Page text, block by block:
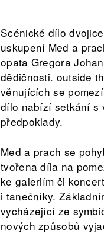
Scénické dílo
uskupení Med a
opata Gregora
dědičnosti. outside
věnujících se
dílo nabízí setkání s
předpoklady.
Med a prach se
tvořena díla na
ke galeriím či
i tanečníky.
vycházející ze
nových způsobů